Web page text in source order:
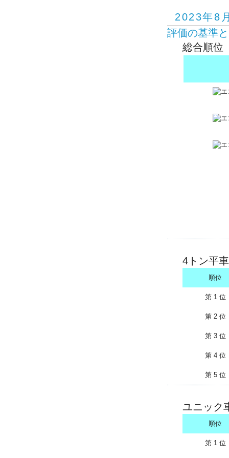
2023年8
評価の基準
総合順位
4トン平車
順位
第 1 位
第 2 位
第 3 位
第 4 位
第 5 位
ユニック
順位
第 1 位